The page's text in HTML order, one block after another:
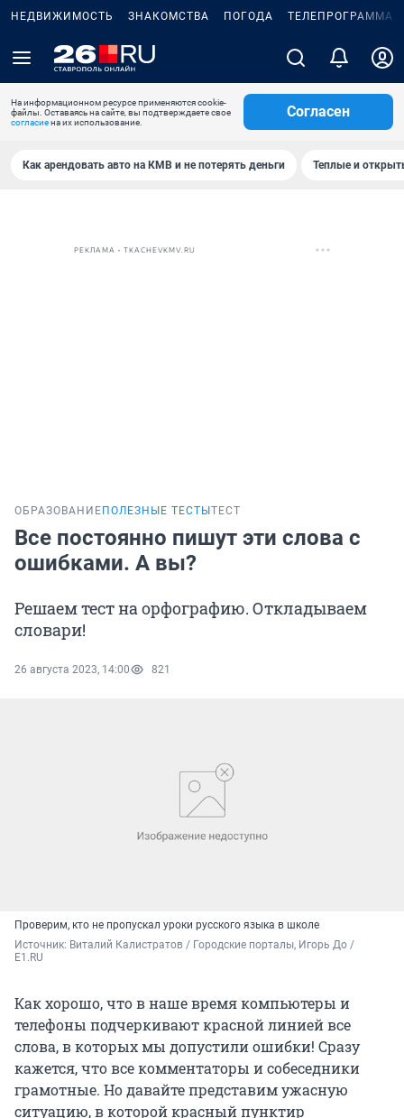
НЕДВИЖИМОСТЬ ЗНАКОМСТВА ПОГОДА ТЕЛЕПРОГРАММА
На информационном ресурсе применяются cookie-
файлы. Оставаясь на сайте, вы подтверждаете свое
согласиена их использование.
Согласен
Как арендовать авто на КМВ и не потерять деньги Теплые и
РЕКЛАМА • TKACHEVKMV.RU
ОБРАЗОВАНИЕ ПОЛЕЗНЫЕ ТЕСТЫ ТЕСТ
Все постоянно пишут эти слова с
ошибками. А вы?
Решаем тест на орфографию. Откладываем
словари!
26 августа 2023, 14:00 821
Проверим, кто не пропускал уроки русского языка в школе
Источник: Виталий Калистратов / Городские порталы, Игорь До /
E1.RU
Как хорошо, что в наше время компьютеры и
телефоны подчеркивают красной линией все
слова, в которых мы допустили ошибки! Сразу
кажется, что все комментаторы и собеседники
грамотные. Но давайте представим ужасную
ситуацию, в которой красный пунктир